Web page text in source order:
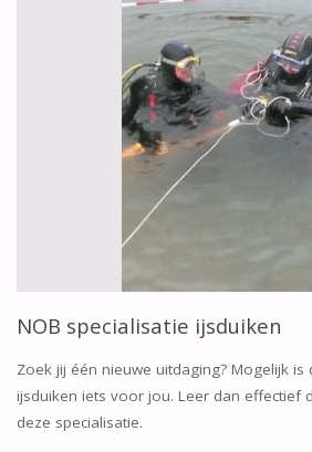
APRIL
2011
–
DUIKSCHIP
PANDA"
NOB specialisatie ijsduiken
Zoek jij één nieuwe uitdaging? Mogelijk is
ijsduiken iets voor jou. Leer dan effectief
deze specialisatie.